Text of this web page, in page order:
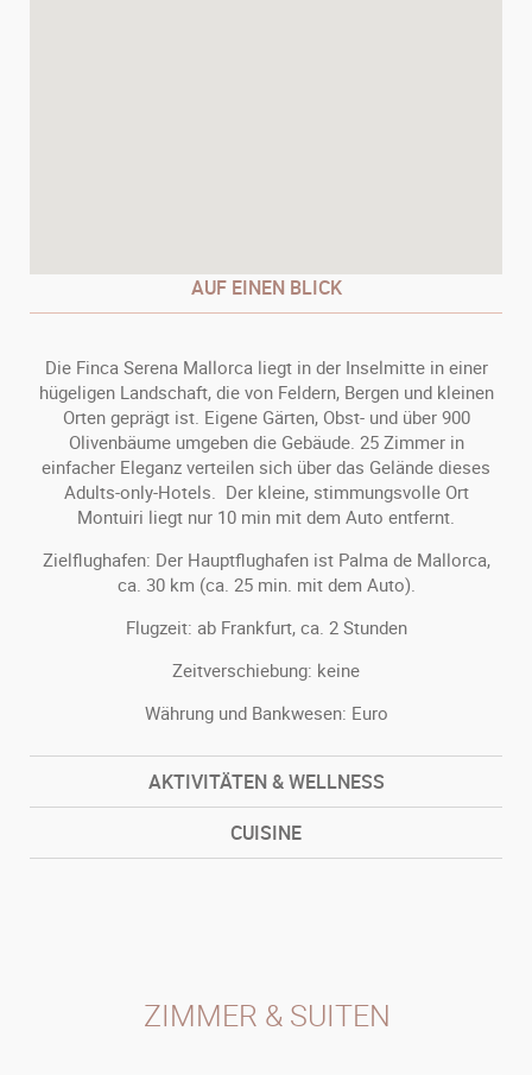
AUF EINEN BLICK
Die Finca Serena Mallorca liegt in der Inselmitte in einer
hügeligen Landschaft, die von Feldern, Bergen und kleinen
Orten geprägt ist. Eigene Gärten, Obst- und über 900
Olivenbäume umgeben die Gebäude. 25 Zimmer in
einfacher Eleganz verteilen sich über das Gelände dieses
Adults-only-Hotels. Der kleine, stimmungsvolle Ort
Montuiri liegt nur 10 min mit dem Auto entfernt.
Zielflughafen: Der Hauptflughafen ist Palma de Mallorca,
ca. 30 km (ca. 25 min. mit dem Auto).
Flugzeit: ab Frankfurt, ca. 2 Stunden
Zeitverschiebung: keine
Währung und Bankwesen: Euro
AKTIVITÄTEN & WELLNESS
CUISINE
ZIMMER & SUITEN